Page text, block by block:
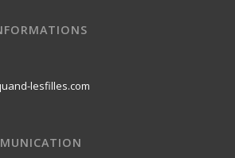
lesfilles.com